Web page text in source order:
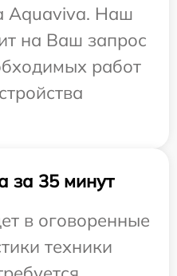
Aquaviva. Наш
на Ваш запрос
работ
за 35 минут
в оговоренные
техники